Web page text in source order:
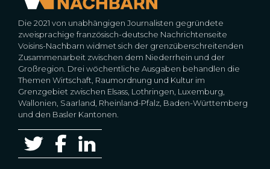
Die 2021 von unabhängigen Journalisten gegründete
zweisprachige französisch-deutsche Nachrichtenseite
Voisins-Nachbarn widmet sich der grenzüberschreitenden
Zusammenarbeit zwischen dem Niederrhein und der
Großregion. Drei wöchentliche Ausgaben behandlen die
Themen Wirtschaft, Raumordnung und Kultur im
Grenzgebiet zwischen Elsass, Lothringen, Luxemburg,
Wallonien, Saarland, Rheinland-Pfalz, Baden-Württemberg
und den Basler Kantonen.